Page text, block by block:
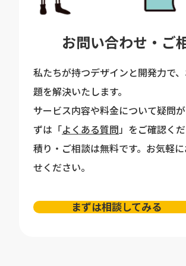
お問い合わせ・ご
私たちが持つデザインと開発力で
題を解決いたします。
サービス内容や料金について疑問
ずは「よくある質問」をご確認く
積り・ご相談は無料です。お気軽
せください。
まずは相談してみる